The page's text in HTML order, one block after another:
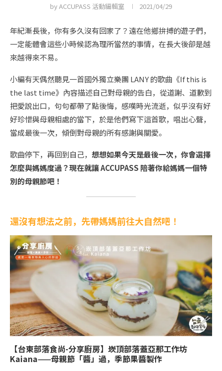
byACCUPASS 活動編輯室 2021/04/29
年紀漸長後，你有多久沒有回家了？遠在他鄉拚搏的遊子們，
一定能體會這些小時候認為理所當然的事情，在長大後卻是越
來越得來不易。
小編有天偶然聽見一首國外獨立樂團 LANY 的歌曲《If this is
the last time》內容描述自己對母親的告白，從道謝、道歉到
把愛說出口，句句都帶了點後悔，感嘆時光流逝，似乎沒有好
好珍惜與母親相處的當下，於是他們寫下這首歌，唱出心聲，
當成最後一次，傾倒對母親的所有感謝與關愛。
歌曲停下，再回到自己， 想想如果今天是最後一次，你會選擇
怎麼與媽媽度過？現在就讓 ACCUPASS 陪著你給媽媽一個特
別的母親節吧！
還沒有想法之前，先帶媽媽前往大自然吧 ！
【台東部落食尚-分享廚房】崁頂部落蓋亞那工作坊
Kaiana——母親節「醬」過，季節果醬製作